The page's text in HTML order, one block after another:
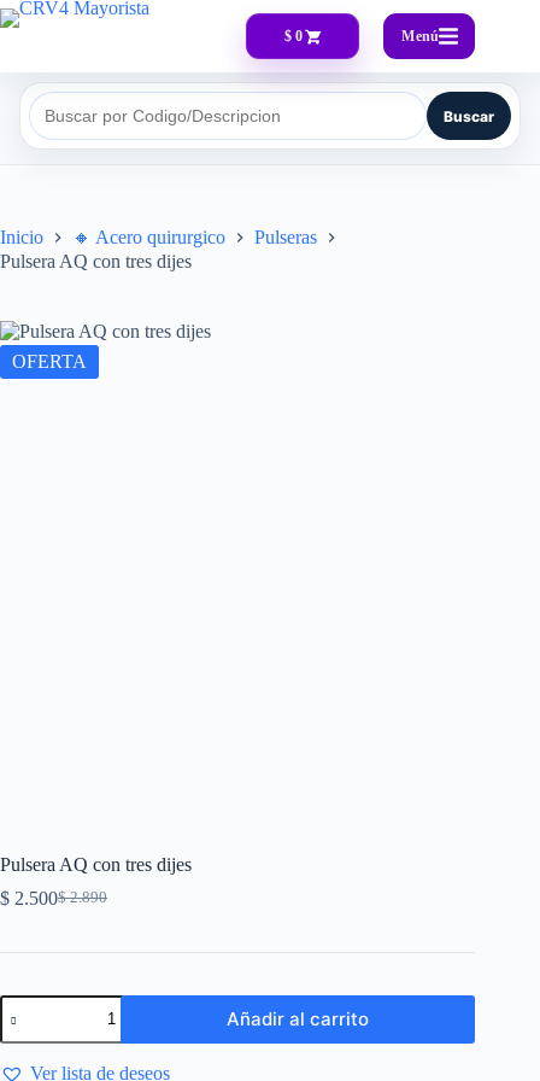
$ 0 Menú
Buscar por Codigo/Descripcion Buscar
Inicio 🔸​ Acero quirurgico
Pulseras
Pulsera AQ con tres dijes
OFERTA
Pulsera AQ con tres dijes
$2.890
$ 2.500
Añadir al carrito
Ver lista de deseos